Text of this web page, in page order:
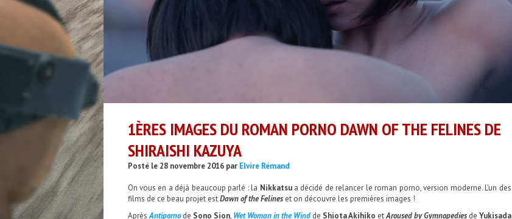
1ÈRES IMAGES DU ROMAN PORNO DAWN OF THE FELINES DE
SHIRAISHI KAZUYA
Posté le 28 novembre 2016 par Elvire Rémand
On vous en a déjà beaucoup parlé : la Nikkatsua décidé de relancer le roman porno, version moderne. L’un des
films de ce beau projet estDawn of the Felineset on découvre les premières images !
AprèsAntipornode Sono Sion, Wet Woman in the Windde Shiota Akihiko etAroused by Gymnopediesde Yukisada